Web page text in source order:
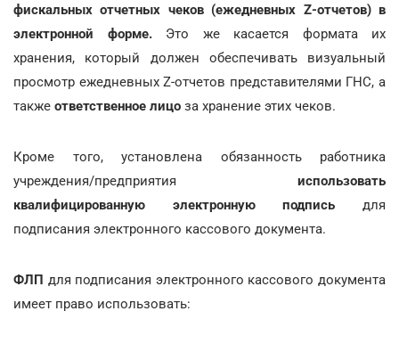
фискальных отчетных чеков (ежедневных Z-отчетов) в
электронной форме.Это же касается формата их
хранения, который должен обеспечивать визуальный
просмотр ежедневных Z-отчетов представителями ГНС, а
также ответственное лицо за хранение этих чеков.
Кроме того, установлена обязанность работника
учреждения/предприятия использовать
квалифицированную электронную подпись для
подписания электронного кассового документа.
ФЛП для подписания электронного кассового документа
имеет право использовать: